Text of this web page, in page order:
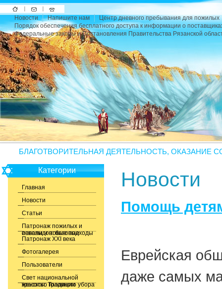
На
главную
Напишите
нам
Карта
сайта
Новости Напишите нам
Центр дневного пребывания для пожилых
Порядок обеспечения бесплатного доступа к информации о
Федеральные законы и Постановления Правительства Рязанской
БЛАГОТВОРИТЕЛЬНАЯ ДЕЯТЕЛЬНОСТЬ, ОКАЗАНИЕ
Категории
Главная
Новости
Статьи
Патронаж пожилых и
Патронаж XXI века
Фотогалерея
Пользователи
Свет национальной
Новости
Помощь
Еврейская
даже самых